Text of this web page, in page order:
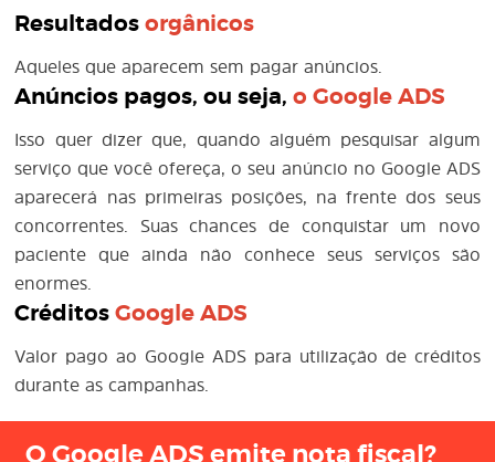
Resultadosorgânicos
Aqueles que aparecem sem pagar anúncios.
Anúncios pagos, ou seja,oGoogle ADS
Isso quer dizer que, quando alguém pesquisar algum
serviço que você ofereça, o seu anúncio no Google ADS
aparecerá nas primeiras posições, na frente dos seus
concorrentes. Suas chances de conquistar um novo
paciente que ainda não conhece seus serviços são
enormes.
CréditosGoogle ADS
Valor pago ao Google ADS para utilização de créditos
durante as campanhas.
O Google ADS emite nota fiscal?